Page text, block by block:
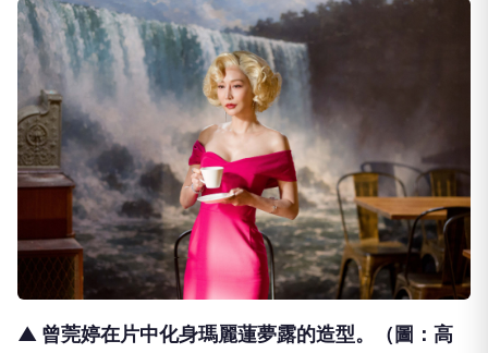
▲ 曾莞婷在片中化身瑪麗蓮夢露的造型。（圖：高